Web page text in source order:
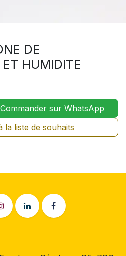
DE
HUMIDITE
Commander sur WhatsApp
la liste de souhaits